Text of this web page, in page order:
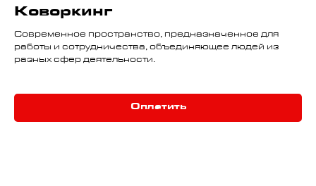
Коворкинг
Современное пространство, предназначенное для
работы и сотрудничества, объединяющее людей из
разных сфер деятельности.
Оплатить